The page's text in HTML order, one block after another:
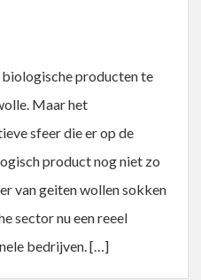
producten te
Maar het
sfeer die er op de
product nog niet zo
van geiten wollen sokken
sector nu een reeel
bedrijven. […]